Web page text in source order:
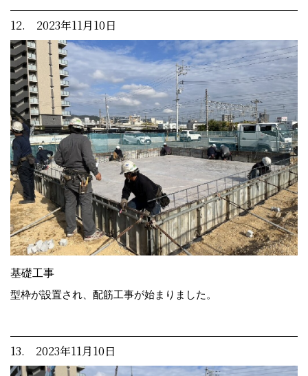
12. 2023年11月10日
基礎工事
型枠が設置され、配筋工事が始まりました。
13. 2023年11月10日